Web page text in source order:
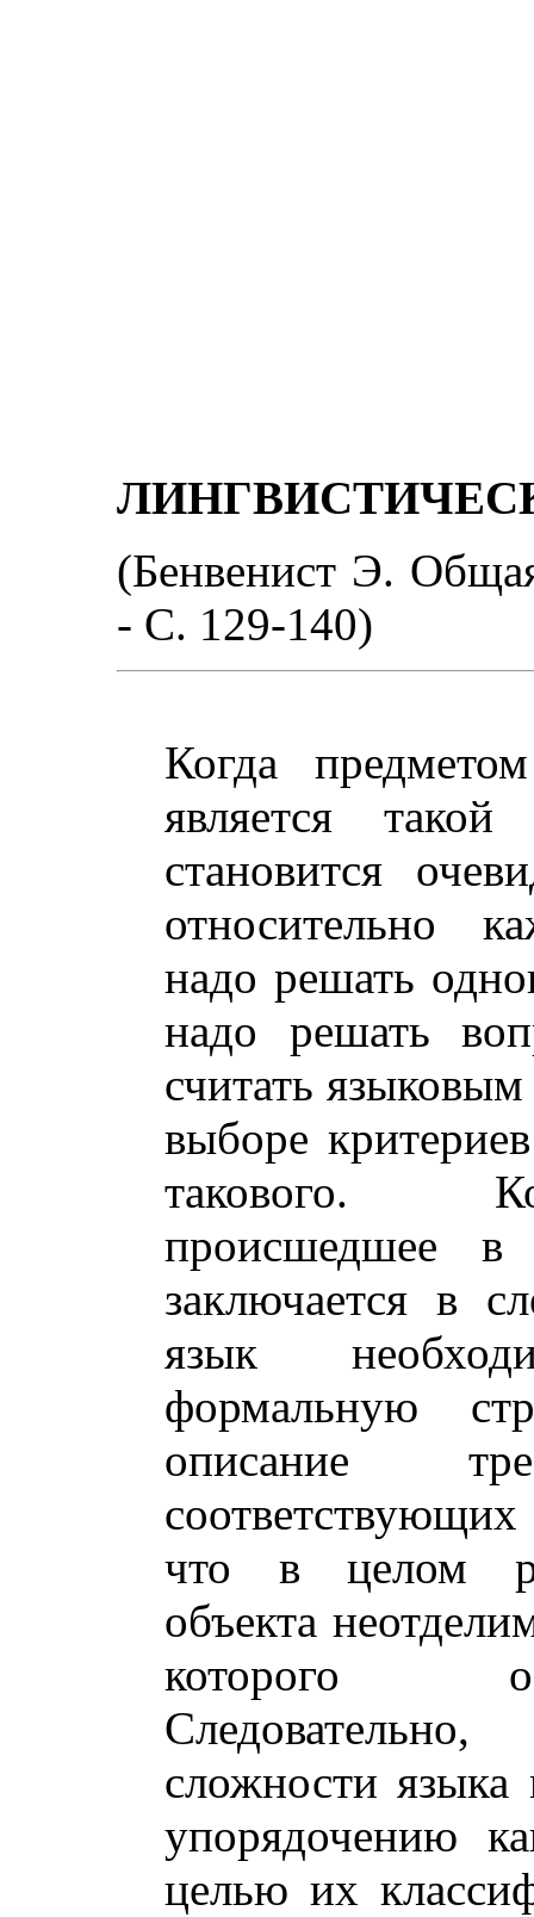
(Бенвенист Э.
- С. 129-140)
Когда
является
становится
относительно
надо решать
надо решать
считать
выборе
такового.
происшедшее в
заключается в
язык
формальную
описание
что в целом
объекта
которого
сложности
упорядочению
целью их